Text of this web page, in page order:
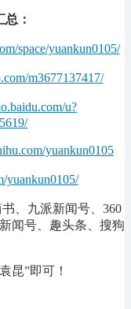
：
space/yuankun0105/
m3677137417/
u?
yuankun0105
yuankun0105/
、九派新闻号、360
闻号、趣头条、搜狗
昆”即可！